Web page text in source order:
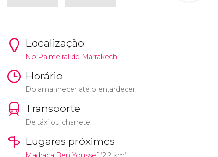
Localização
No Palmeiral de Marrakech.
Horário
Do amanhecer até o entardecer.
Transporte
De táxi ou charrete.
Lugares próximos
Madraça Ben Youssef(2.2 km)